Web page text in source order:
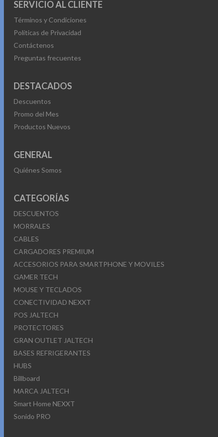
mientras conduces, con la comodidad de una carga
inalámbrica eficiente.
SERVICIO AL CLIENTE
Términos y Condiciones
Políticas de Privacidad
Contáctenos
Preguntas frecuentes
DESTACADOS
Descuentos
Promo del Mes
Productos Nuevos
GENERAL
Quiénes Somos
CATEGORÍAS
DESCUENTOS
MORRALES
CABLES
CARGADORES PREMIUM
ACCESORIOS PARA SMARTPHONE Y MOVILES
GAMER TECH
MOUSE Y TECLADOS
CONECTIVIDAD NEXXT
POS JALTECH
PROTECTORES
GRAN OUTLET JALTECH
BASES REFRIGERANTES
HUBS
Billboard
MARCA JALTECH
Smart Home NEXXT
Sonido PRO